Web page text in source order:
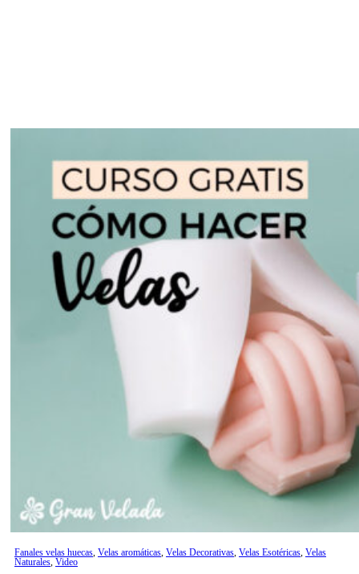
Fanales velas huecas, Velas aromáticas, Velas Decorativas, Velas Esotéricas, Velas
Naturales, Video